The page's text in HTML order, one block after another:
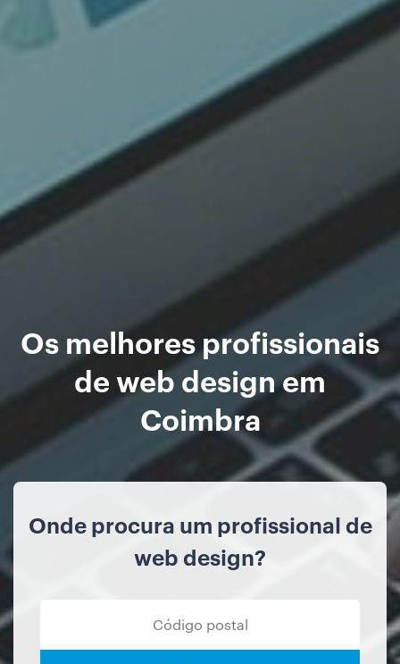
Os melhores profissionais
de web design em
Coimbra
Onde procura um profissional de
web design?